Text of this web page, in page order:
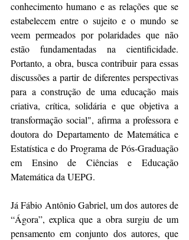
conhecimento humano e as relações que se
estabelecem entre o sujeito e o mundo se
veem permeados por polaridades que não
estão fundamentadas na cientificidade.
Portanto, a obra, busca contribuir para essas
discussões a partir de diferentes perspectivas
para a construção de uma educação mais
criativa, crítica, solidária e que objetiva a
transformação social", afirma a professora e
doutora do Departamento de Matemática e
Estatística e do Programa de Pós-Graduação
em Ensino de Ciências e Educação
Matemática da UEPG.
Já Fábio Antônio Gabriel, um dos autores de
“Ágora”, explica que a obra surgiu de um
pensamento em conjunto dos autores, que